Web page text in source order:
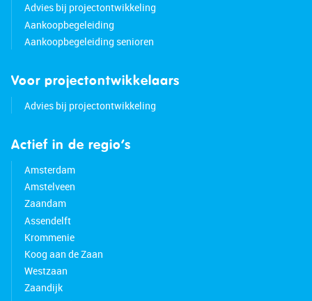
Advies bij projectontwikkeling
Aankoopbegeleiding
Aankoopbegeleiding senioren
Voor projectontwikkelaars
Advies bij projectontwikkeling
Actief in de regio’s
Amsterdam
Amstelveen
Zaandam
Assendelft
Krommenie
Koog aan de Zaan
Westzaan
Zaandijk